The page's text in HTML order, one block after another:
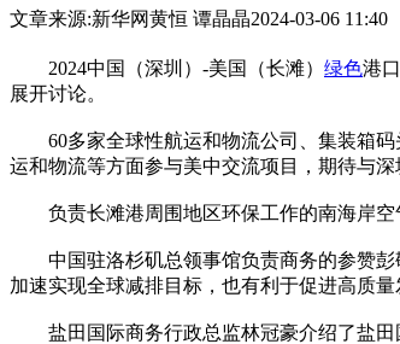
文章来源:新华网黄恒 谭晶晶2024-03-06 11:40
2024中国（深圳）-美国（长滩） 绿色港
展开讨论。
60多家全球性航运和物流公司、集装箱码
运和物流等方面参与美中交流项目，期待与深
负责长滩港周围地区环保工作的南海岸空
中国驻洛杉矶总领事馆负责商务的参赞彭
加速实现全球减排目标，也有利于促进高质量
盐田国际商务行政总监林冠豪介绍了盐田